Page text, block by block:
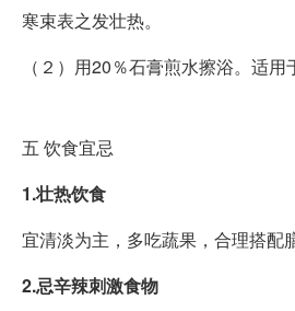
寒束表之发壮热。
（２）用20％石膏煎水擦浴。适用
五 饮食宜忌
1.壮热饮食
宜清淡为主，多吃蔬果，合理搭配
2.忌辛辣刺激食物